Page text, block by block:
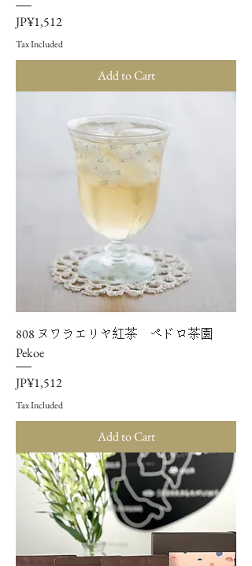
Price
JP¥1,512
Tax Included
Add to Cart
808 ヌワラエリヤ紅茶 ペドロ茶園
Pekoe
Price
JP¥1,512
Tax Included
Add to Cart